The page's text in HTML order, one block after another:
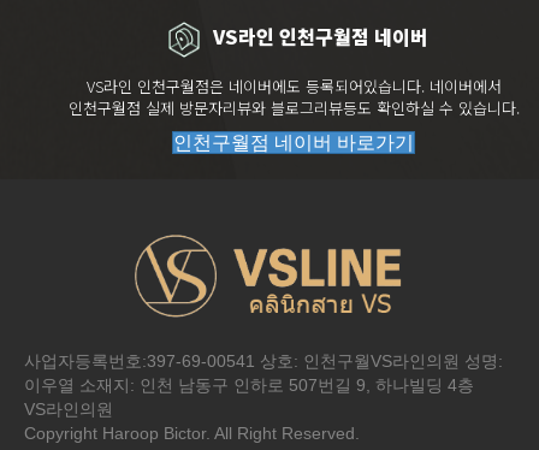
전화문의 카톡상담 네이버예약 시술 이벤트
VS라인 인천구월점 네이버
VS라인 인천구월점은 네이버에도 등록되어있습니다. 네이버에서
인천구월점 실제 방문자리뷰와 블로그리뷰등도 확인하실 수 있습니다.
인천구월점 네이버 바로가기
사업자등록번호:397-69-00541 상호: 인천구월VS라인의원 성명:
이우열 소재지: 인천 남동구 인하로 507번길 9, 하나빌딩 4층
VS라인의원
Copyright Haroop Bictor. All Right Reserved.